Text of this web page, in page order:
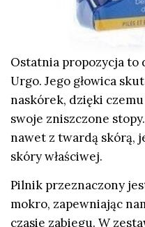
Ostatnia propozycja to
Urgo. Jego głowica
naskórek, dzięki
swoje zniszczone
nawet z twardą skórą,
skóry właściwej.
Pilnik przeznaczony
mokro, zapewniając
czasie zabiegu. W